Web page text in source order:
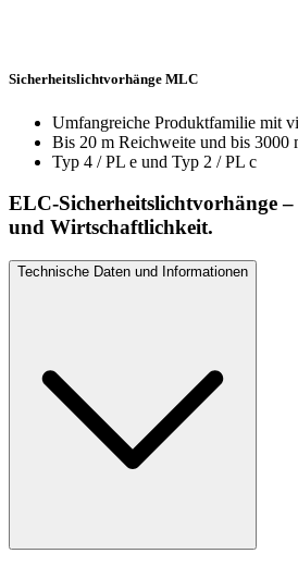
Sicherheitslichtvorhänge MLC
Umfangreiche Produktfamilie mit
Bis 20 m Reichweite und bis 3000
Typ 4 / PL e und Typ 2 / PL c
ELC-Sicherheitslichtvorhänge–
und Wirtschaftlichkeit.
Technische Daten und Informationen